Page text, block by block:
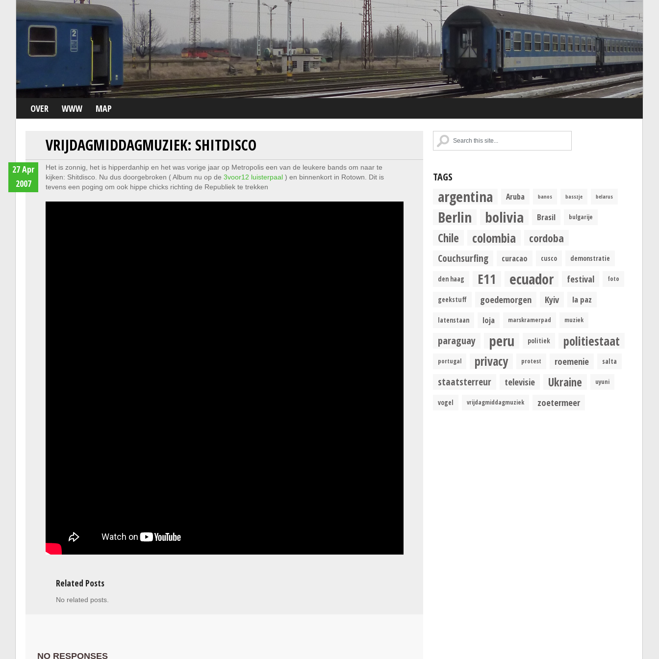
OVER WWW MAP
VRIJDAGMIDDAGMUZIEK: SHITDISCO
27 Apr
2007
Het is zonnig, het is hipperdanhip en het was vorige jaar op Metropolis een van de leukere bands om naar te
kijken: Shitdisco. Nu dus doorgebroken ( Album nu op de 3voor12 luisterpaal) en binnenkort in Rotown. Dit is
tevens een poging om ook hippe chicks richting de Republiek te trekken
Related Posts
No related posts.
NO RESPONSES
TAGS
argentina Aruba banos basszje belarus
Berlin bolivia Brasil bulgarije
Chile colombia cordoba
Couchsurfing curacao cusco demonstratie
den haag E11 ecuador festival foto
geekstuff goedemorgen Kyiv la paz
latenstaan loja marskramerpad muziek
paraguay peru politiek politiestaat
portugal privacy protest roemenie salta
staatsterreur televisie Ukraine uyuni
vogel vrijdagmiddagmuziek zoetermeer